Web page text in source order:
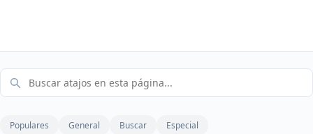
Populares General Buscar Especial